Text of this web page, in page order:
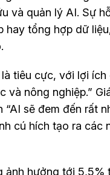
và quản lý AI. Sự
tổng hợp dữ
tiêu cực, với lợi ích
nông nghiệp.”
sẽ đem đến rất
cú hích tạo ra các
ảnh hưởng tới 5,5%